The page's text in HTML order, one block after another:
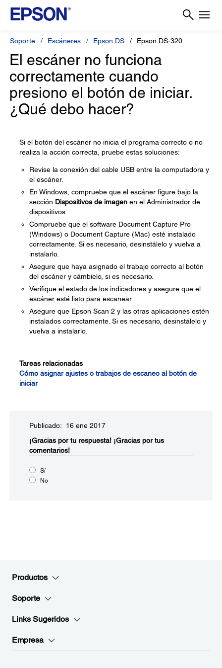
Soporte Escáneres Epson DS Epson DS-320
El escáner no funciona
correctamente cuando
presiono el botón de iniciar.
¿Qué debo hacer?
Si el botón del escáner no inicia el programa correcto o no
realiza la acción correcta, pruebe estas soluciones:
Revise la conexión del cable USB entre la computadora y
el escáner.
En Windows, compruebe que el escáner figure bajo la
sección Dispositivos de imagen en el Administrador de
dispositivos.
Compruebe que el software Document Capture Pro
(Windows) o Document Capture (Mac) esté instalado
correctamente. Si es necesario, desinstálelo y vuelva a
instalarlo.
Asegure que haya asignado el trabajo correcto al botón
del escáner y cámbielo, si es necesario.
Verifique el estado de los indicadores y asegure que el
escáner esté listo para escanear.
Asegure que Epson Scan 2 y las otras aplicaciones estén
instalados correctamente. Si es necesario, desinstálelo y
vuelva a instalarlo.
Tareas relacionadas
Cómo asignar ajustes o trabajos de escaneo al botón de
iniciar
Publicado: 16 ene 2017
¡Gracias por tu respuesta! ¡Gracias por tus
comentarios!
Sí
No
Productos
Soporte
Links Sugeridos
Empresa